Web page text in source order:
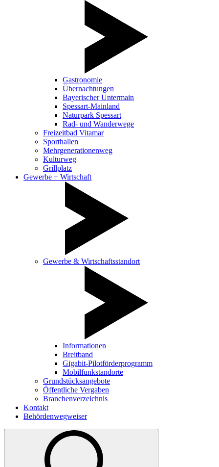
Gastronomie
Übernachtungen
Bayerischer Untermain
Spessart-Mainland
Naturpark Spessart
Rad- und Wanderwege
Freizeitbad Vitamar
Sporthallen
Mehrgenerationenweg
Kulturweg
Grillplatz
Gewerbe + Wirtschaft
Gewerbe & Wirtschaftsstandort
Informationen
Breitband
Gigabit-Pilotförderprogramm
Mobilfunkstandorte
Grundstücksangebote
Öffentliche Vergaben
Branchenverzeichnis
Kontakt
Behördenwegweiser